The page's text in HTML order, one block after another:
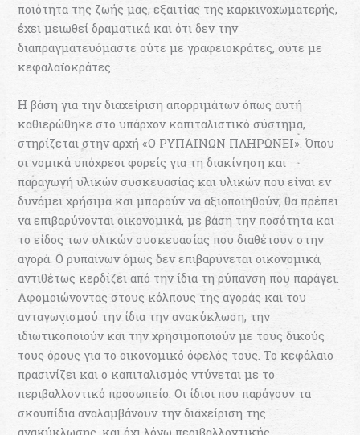
ποιότητα της ζωής μας, εξαιτίας της καρκινοχωματερής,
έχει μειωθεί δραματικά και ότι δεν την
διαπραγματευόμαστε ούτε με γραφειοκράτες, ούτε με
κεφαλαιοκράτες.
Η βάση για την διαχείριση απορριμάτων όπως αυτή
καθιερώθηκε στο υπάρχον καπιταλιστικό σύστημα,
στηρίζεται στην αρχή «Ο ΡΥΠΑΙΝΩΝ ΠΛΗΡΩΝΕΙ». Όπου
οι νομικά υπόχρεοι φορείς για τη διακίνηση και
παραγωγή υλικών συσκευασίας και υλικών που είναι εν
δυνάμει χρήσιμα και μπορούν να αξιοποιηθούν, θα πρέπει
να επιβαρύνονται οικονομικά, με βάση την ποσότητα και
το είδος των υλικών συσκευασίας που διαθέτουν στην
αγορά. Ο ρυπαίνων όμως δεν επιβαρύνεται οικονομικά,
αντιθέτως κερδίζει από την ίδια τη ρύπανση που παράγει.
Αφομοιώνοντας στους κόλπους της αγοράς και του
ανταγωνισμού την ίδια την ανακύκλωση, την
ιδιωτικοποιούν και την χρησιμοποιούν με τους δικούς
τους όρους για το οικονομικό όφελός τους. Το κεφάλαιο
πρασινίζει και ο καπιταλισμός ντύνεται με το
περιβαλλοντικό προσωπείο. Οι ίδιοι που παράγουν τα
σκουπίδια αναλαμβάνουν την διαχείριση της